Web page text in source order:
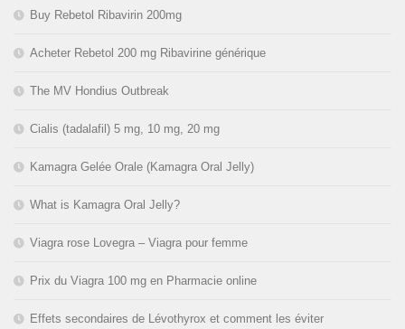
Buy Rebetol Ribavirin 200mg
Acheter Rebetol 200 mg Ribavirine générique
The MV Hondius Outbreak
Cialis (tadalafil) 5 mg, 10 mg, 20 mg
Kamagra Gelée Orale (Kamagra Oral Jelly)
What is Kamagra Oral Jelly?
Viagra rose Lovegra – Viagra pour femme
Prix du Viagra 100 mg en Pharmacie online
Effets secondaires de Lévothyrox et comment les éviter